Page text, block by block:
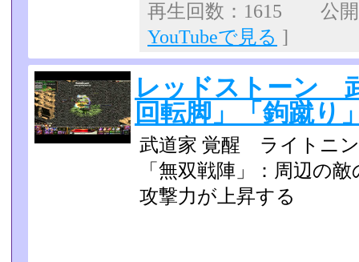
再生回数：1615 公
YouTubeで見る ]
レッドストーン
回転脚」「鉤蹴り
武道家 覚醒 ライトニ
「無双戦陣」：周辺の
攻撃力が上昇する